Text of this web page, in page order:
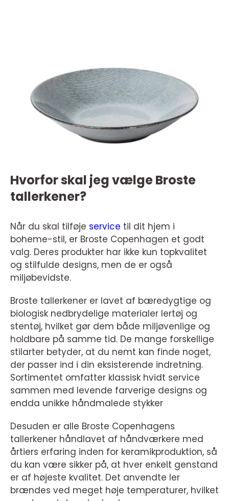
Hvorfor skal jeg vælge Broste
tallerkener?
Når du skal tilføje service til dit hjem i
boheme-stil, er Broste Copenhagen et godt
valg. Deres produkter har ikke kun topkvalitet
og stilfulde designs, men de er også
miljøbevidste.
Broste tallerkener er lavet af bæredygtige og
biologisk nedbrydelige materialer lertøj og
stentøj, hvilket gør dem både miljøvenlige og
holdbare på samme tid. De mange forskellige
stilarter betyder, at du nemt kan finde noget,
der passer ind i din eksisterende indretning.
Sortimentet omfatter klassisk hvidt service
sammen med levende farverige designs og
endda unikke håndmalede stykker
Desuden er alle Broste Copenhagens
tallerkener håndlavet af håndværkere med
årtiers erfaring inden for keramikproduktion, så
du kan være sikker på, at hver enkelt genstand
er af højeste kvalitet. Det anvendte ler
brændes ved meget høje temperaturer, hvilket